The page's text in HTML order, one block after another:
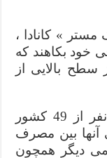
» کانادا ،
خود بکاهند که
سطح بالایی از
در این بررسی بیش از 130 هزار نفر از 49 کشور
آنها بین مصرف
دیگر همچون